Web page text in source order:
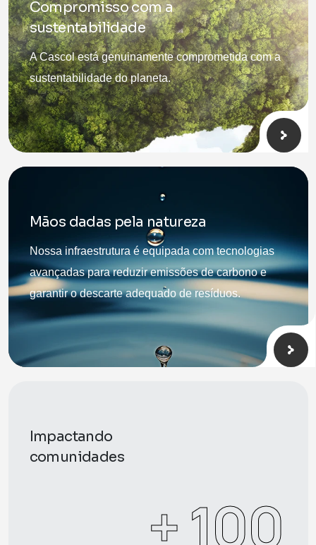
Compromisso com a
sustentabilidade
A Cascol está genuinamente comprometida com a
sustentabilidade do planeta.
Mãos dadas pela natureza
Nossa infraestrutura é equipada com tecnologias
avançadas para reduzir emissões de carbono e
garantir o descarte adequado de resíduos.
Impactando
comunidades
+ 100